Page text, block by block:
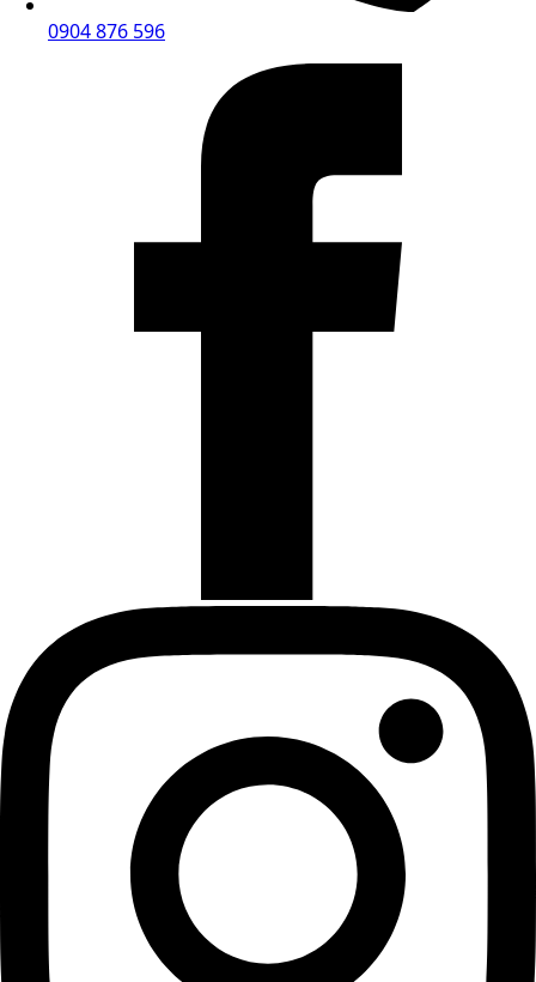
0904 876 596